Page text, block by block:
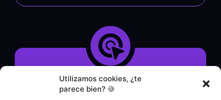
Utilizamos cookies, ¿te
parece bien? 🍪
Demostración del sistema
Formulario de contacto